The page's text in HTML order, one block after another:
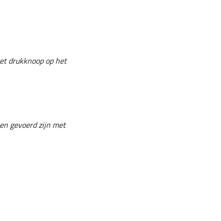
drukknoop op het
gevoerd zijn met